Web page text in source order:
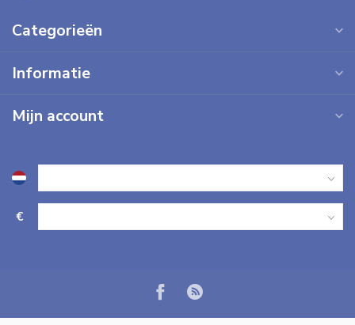
Categorieën
Informatie
Mijn account
€